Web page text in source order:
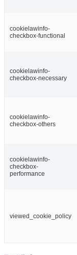
cookielawinfo-
checkbox-functional
cookielawinfo-
checkbox-necessary
cookielawinfo-
checkbox-others
cookielawinfo-
checkbox-
performance
viewed_cookie_policy